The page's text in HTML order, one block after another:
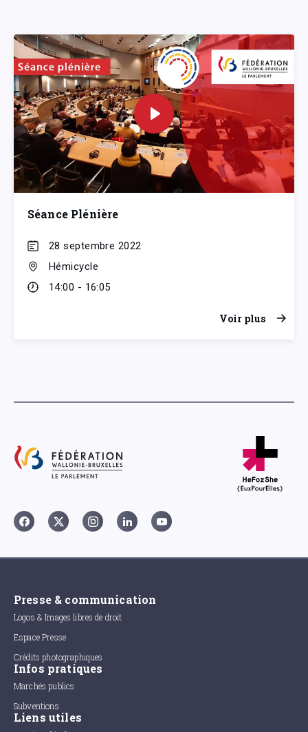
Séance Plénière
28 septembre 2022
Hémicycle
14:00 - 16:05
Voir plus
Presse & communication
Logos & Images libres de droit
Espace Presse
Crédits photographiques
Infos pratiques
Marchés publics
Subventions
Liens utiles